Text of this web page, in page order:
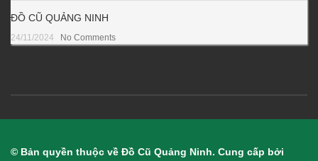
ĐỒ CŨ QUẢNG NINH
24/11/2024 No Comments
© Bản quyền thuộc về Đồ Cũ Quảng Ninh. Cung cấp bởi